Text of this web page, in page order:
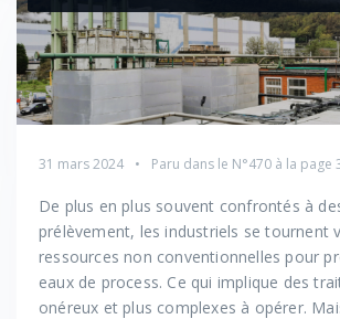
31 mars 2024 Paru dans le N°470 à la page
De plus en plus souvent confrontés à
prélèvement, les industriels se tournent
ressources non conventionnelles pour
eaux de process. Ce qui implique des
onéreux et plus complexes à opérer.